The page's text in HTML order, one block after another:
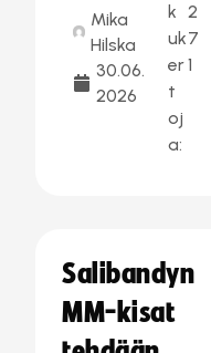
Mika
Hilska
30.06.
2026
k
uk
er
t
oj
a:
2
7
1
Salibandyn
MM-kisat